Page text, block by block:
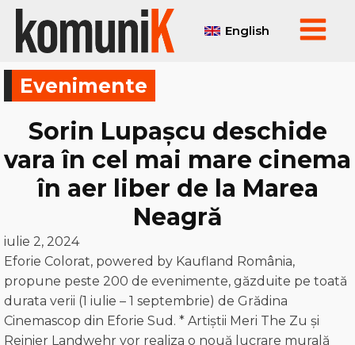
English
Evenimente
Sorin Lupașcu deschide
vara în cel mai mare cinema
în aer liber de la Marea
Neagră
iulie 2, 2024
Eforie Colorat, powered by Kaufland România,
propune peste 200 de evenimente, găzduite pe toată
durata verii (1 iulie – 1 septembrie) de Grădina
Cinemascop din Eforie Sud. * Artiștii Meri The Zu și
Reinier Landwehr vor realiza o nouă lucrare murală